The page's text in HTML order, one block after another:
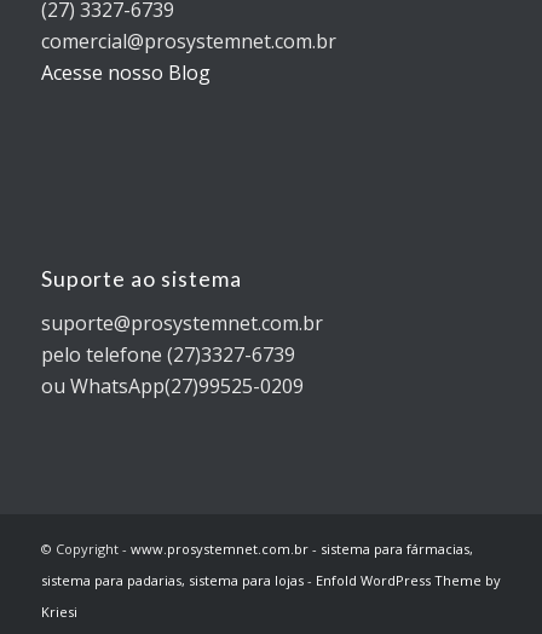
(27) 3327-6739
comercial@prosystemnet.com.br
Acesse nosso Blog
Suporte ao sistema
suporte@prosystemnet.com.br
pelo telefone (27)3327-6739
ou WhatsApp(27)99525-0209
© Copyright - www.prosystemnet.com.br - sistema para fármacias,
sistema para padarias, sistema para lojas- Enfold WordPress Theme by
Kriesi